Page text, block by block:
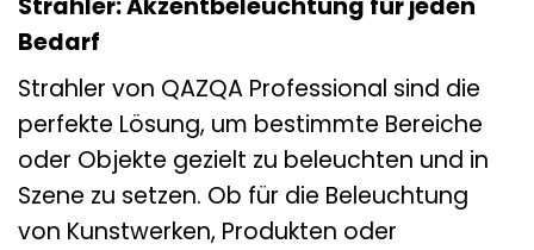
Bedarf
Strahler von QAZQA Professional sind die
perfekte Lösung, um bestimmte Bereiche
oder Objekte gezielt zu beleuchten und in
Szene zu setzen. Ob für die Beleuchtung
von Kunstwerken, Produkten oder